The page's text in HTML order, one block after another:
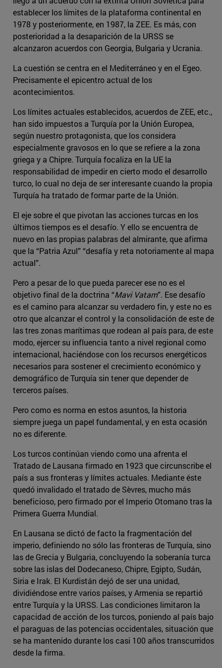
establecer los límites de la plataforma continental en
1978 y posteriormente, en 1987, la ZEE. Es más, con
posterioridad a la desaparición de la URSS se
alcanzaron acuerdos con Georgia, Bulgaria y Ucrania.
La cuestión se centra en el Mediterráneo y en el Egeo.
Precisamente el epicentro actual de los
acontecimientos.
Los límites actuales establecidos, acuerdos de ZEE, etc.,
han sido impuestos a Turquía por la Unión Europea,
según nuestro protagonista, que los considera
especialmente gravosos en lo que se refiere a la zona
griega y a Chipre. Turquía focaliza en la UE la
responsabilidad de impedir en cierto modo el desarrollo
turco, lo cual no deja de ser interesante cuando la propia
Turquía ha tratado de formar parte de la Unión.
El eje sobre el que pivotan las acciones turcas en los
últimos tiempos es el desafío. Y ello se encuentra de
nuevo en las propias palabras del almirante, que afirma
que la “Patria Azul” “desafía y reta notoriamente al mapa
actual”.
Pero a pesar de lo que pueda parecer ese no es el
objetivo final de la doctrina “Mavi Vatam”. Ese desafío
es el camino para alcanzar su verdadero fin, y este no es
otro que alcanzar el control y la consolidación de este de
las tres zonas marítimas que rodean al país para, de este
modo, ejercer su influencia tanto a nivel regional como
internacional, haciéndose con los recursos energéticos
necesarios para sostener el crecimiento económico y
demográfico de Turquía sin tener que depender de
terceros países.
Pero como es norma en estos asuntos, la historia
siempre juega un papel fundamental, y en esta ocasión
no es diferente.
Los turcos continúan viendo como una afrenta el
Tratado de Lausana firmado en 1923 que circunscribe el
país a sus fronteras y límites actuales. Mediante éste
quedó invalidado el tratado de Sèvres, mucho más
beneficioso, pero firmado por el Imperio Otomano tras la
Primera Guerra Mundial.
En Lausana se dictó de facto la fragmentación del
imperio, definiendo no sólo las fronteras de Turquía, sino
las de Grecia y Bulgaria, concluyendo la soberanía turca
sobre las islas del Dodecaneso, Chipre, Egipto, Sudán,
Siria e Irak. El Kurdistán dejó de ser una unidad,
dividiéndose entre varios países, y Armenia se repartió
entre Turquía y la URSS. Las condiciones limitaron la
capacidad de acción de los turcos, poniendo al país bajo
el paraguas de las potencias occidentales, situación que
se ha mantenido durante los casi 100 años transcurridos
desde la firma.